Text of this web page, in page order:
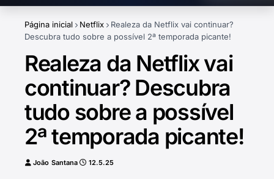
Página inicial Netflix
Realeza da Netflix vai continuar?
Descubra tudo sobre a possível 2ª temporada picante!
Realeza da Netflix vai
continuar? Descubra
tudo sobre a possível
2ª temporada picante!
João Santana 12.5.25